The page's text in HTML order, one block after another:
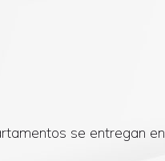
se entregan en